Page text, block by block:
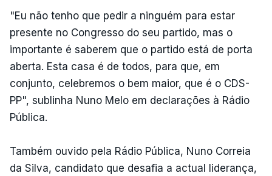
"Eu não tenho que pedir a ninguém para estar
presente no Congresso do seu partido, mas o
importante é saberem que o partido está de porta
aberta. Esta casa é de todos, para que, em
conjunto, celebremos o bem maior, que é o CDS-
PP", sublinha Nuno Melo em declarações à Rádio
Pública.
Também ouvido pela Rádio Pública, Nuno Correia
da Silva, candidato que desafia a actual liderança,